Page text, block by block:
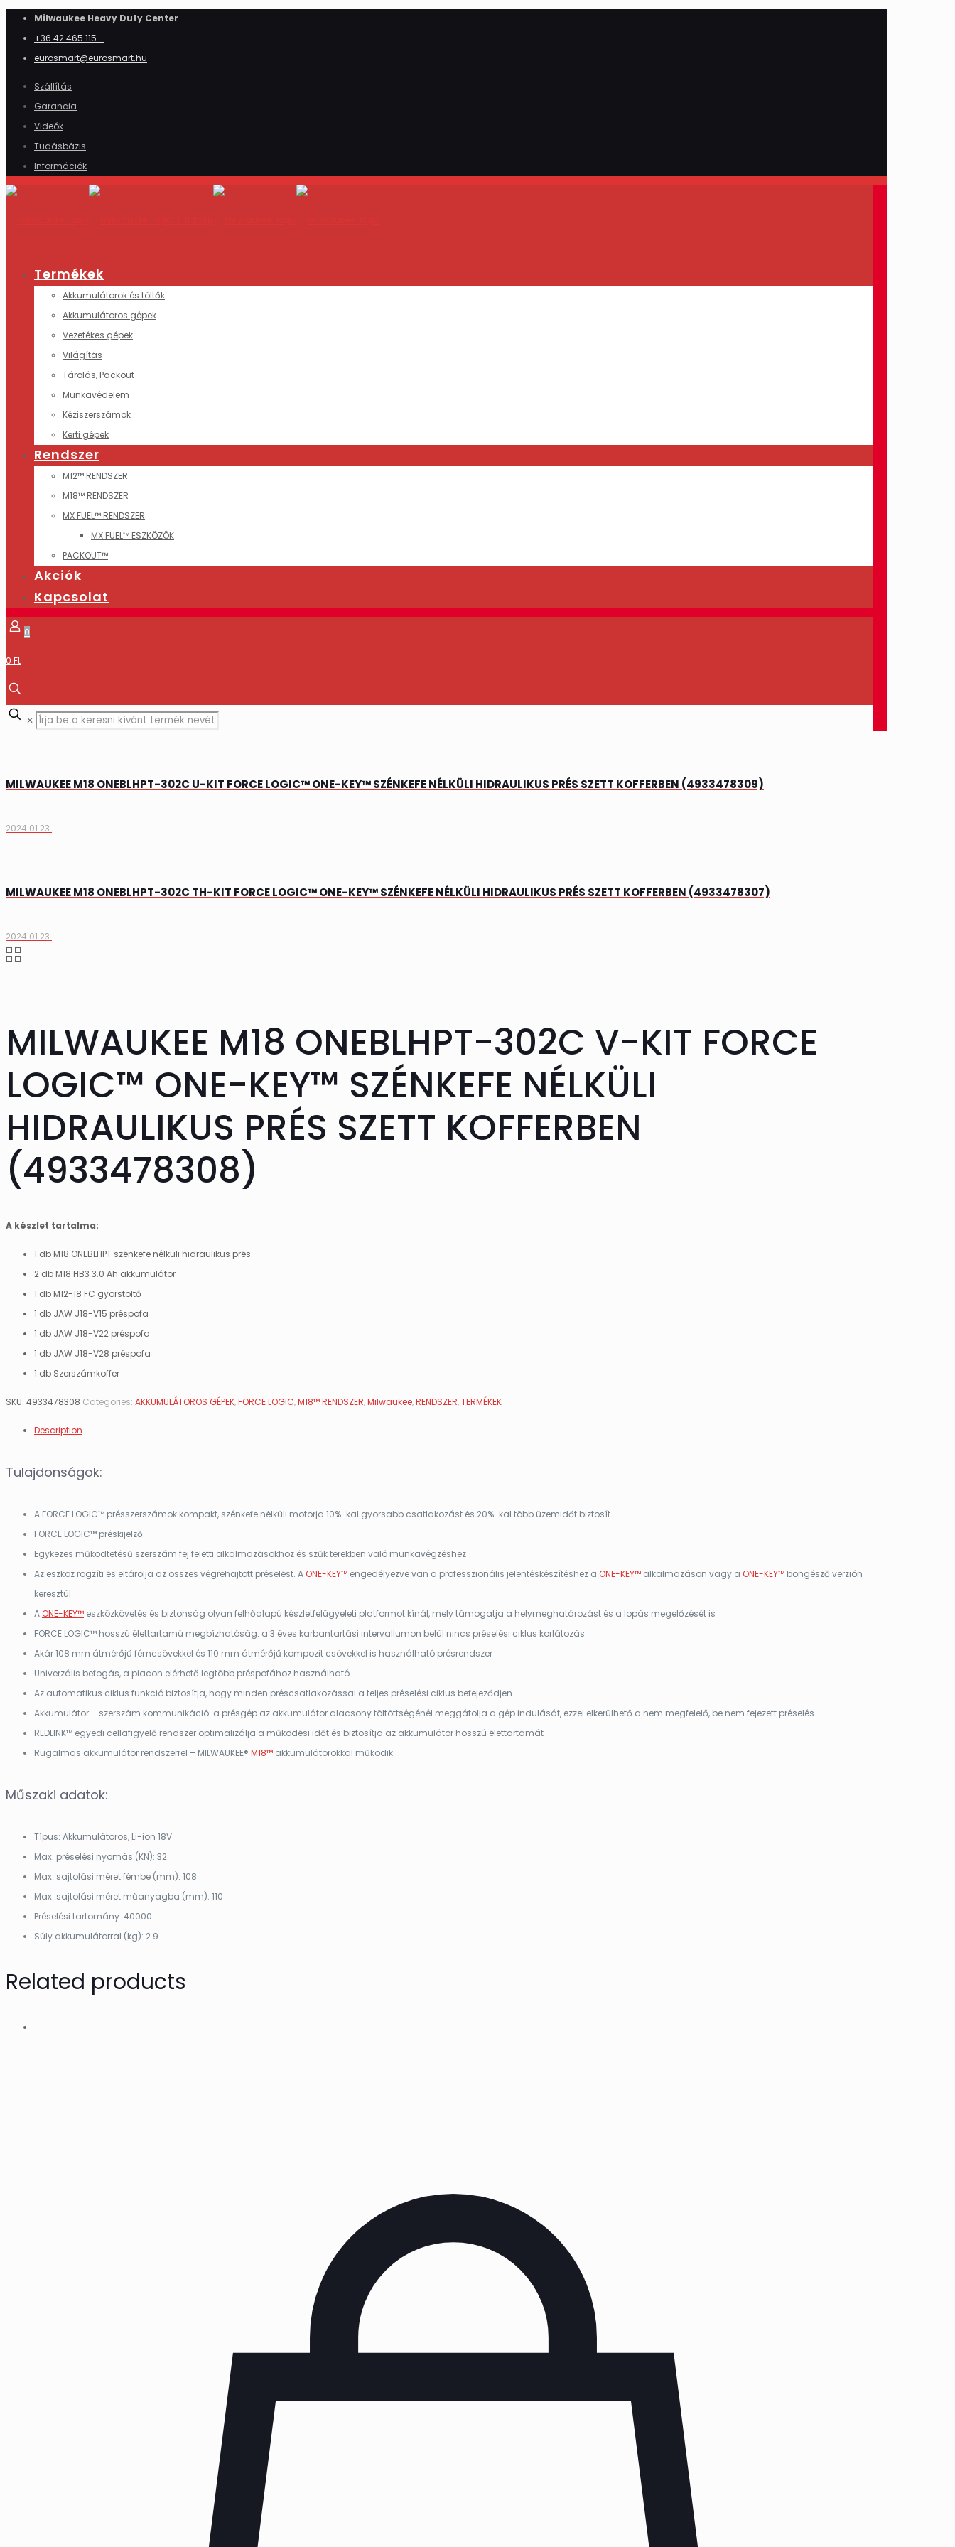
Milwaukee Heavy Duty Center -
+36 42 465 115 -
eurosmart@eurosmart.hu
Szállítás
Garancia
Videók
Tudásbázis
Információk
Termékek
Akkumulátorok és töltők
Akkumulátoros gépek
Vezetékes gépek
Világítás
Tárolás, Packout
Munkavédelem
Kéziszerszámok
Kerti gépek
Rendszer
M12™ RENDSZER
M18™ RENDSZER
MX FUEL™ RENDSZER
MX FUEL™ ESZKÖZÖK
PACKOUT™
Akciók
Kapcsolat
0
0 Ft
✕
MILWAUKEE M18 ONEBLHPT-302C U-KIT FORCE LOGIC™ ONE-KEY™ SZÉNKEFE NÉLKÜLI HIDRAULIKUS PRÉS SZETT KOFFERBEN (4933478309)
2024.01.23.
MILWAUKEE M18 ONEBLHPT-302C TH-KIT FORCE LOGIC™ ONE-KEY™ SZÉNKEFE NÉLKÜLI HIDRAULIKUS PRÉS SZETT KOFFERBEN (4933478307)
2024.01.23.
MILWAUKEE M18 ONEBLHPT-302C V-KIT FORCE
LOGIC™ ONE-KEY™ SZÉNKEFE NÉLKÜLI
HIDRAULIKUS PRÉS SZETT KOFFERBEN
(4933478308)
A készlet tartalma:
1 db M18 ONEBLHPT szénkefe nélküli hidraulikus prés
2 db M18 HB3 3.0 Ah akkumulátor
1 db M12-18 FC gyorstöltő
1 db JAW J18-V15 préspofa
1 db JAW J18-V22 préspofa
1 db JAW J18-V28 préspofa
1 db Szerszámkoffer
SKU: 4933478308 Categories: AKKUMULÁTOROS GÉPEK,FORCE LOGIC,M18™ RENDSZER,Milwaukee,RENDSZER,TERMÉKEK
Description
Tulajdonságok:
A FORCE LOGIC™ présszerszámok kompakt, szénkefe nélküli motorja 10%-kal gyorsabb csatlakozást és 20%-kal több üzemidőt biztosít
FORCE LOGIC™ préskijelző
Egykezes működtetésű szerszám fej feletti alkalmazásokhoz és szűk terekben való munkavégzéshez
Az eszköz rögzíti és eltárolja az összes végrehajtott préselést. AONE-KEY™ engedélyezve van a professzionális jelentéskészítéshez a ONE-KEY™ alkalmazáson vagy a ONE-KEY™ böngésző verzión
keresztül
AONE-KEY™ eszközkövetés és biztonság olyan felhőalapú készletfelügyeleti platformot kínál, mely támogatja a helymeghatározást és a lopás megelőzését is
FORCE LOGIC™ hosszú élettartamú megbízhatóság: a 3 éves karbantartási intervallumon belül nincs préselési ciklus korlátozás
Akár 108 mm átmérőjű fémcsövekkel és 110 mm átmérőjű kompozit csövekkel is használható présrendszer
Univerzális befogás, a piacon elérhető legtöbb préspofához használható
Az automatikus ciklus funkció biztosítja, hogy minden préscsatlakozással a teljes préselési ciklus befejeződjen
Akkumulátor – szerszám kommunikáció: a présgép az akkumulátor alacsony töltöttségénél meggátolja a gép indulását, ezzel elkerülhető a nem megfelelő, be nem fejezett préselés
REDLINK™ egyedi cellafigyelő rendszer optimalizálja a működési időt és biztosítja az akkumulátor hosszú élettartamát
Rugalmas akkumulátor rendszerrel – MILWAUKEE® M18™ akkumulátorokkal működik
Műszaki adatok:
Típus: Akkumulátoros, Li-ion 18V
Max. préselési nyomás (KN): 32
Max. sajtolási méret fémbe (mm): 108
Max. sajtolási méret műanyagba (mm): 110
Préselési tartomány: 40000
Súly akkumulátorral (kg): 2.9
Related products